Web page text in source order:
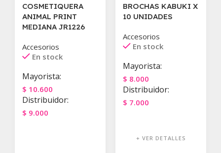
COSMETIQUERA
ANIMAL PRINT
MEDIANA JR1226
Accesorios
En stock
Mayorista:
$ 10.600
Distribuidor:
$ 9.000
BROCHAS KABUKI X
10 UNIDADES
Accesorios
En stock
Mayorista:
$ 8.000
Distribuidor:
$ 7.000
+ VER DETALLES